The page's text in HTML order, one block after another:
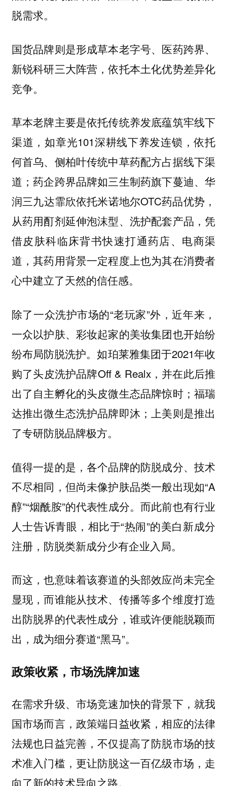
脱需求。
国货品牌则是形成草本老字号、医药跨界、
新锐科研三大阵营，依托本土化优势差异化
竞争。
草本老牌主要是依托传统养发底蕴筑牢线下
渠道，如章光101深耕线下养发连锁，依托
何首乌、侧柏叶传统中草药配方占据线下渠
道；药企跨界品牌如三生制药旗下蔓迪、华
润三九达霏欣依托米诺地尔OTC药品优势，
从药用酊剂延伸泡沫型、洗护配套产品，凭
借皮肤科临床背书快速打通药店、电商渠
道，其药用背景一定程度上也为其在消费者
心中建立了天然的信任感。
除了一众洗护市场的“老玩家”外，近年来，
一众以护肤、彩妆起家的美妆集团也开始纷
纷布局防脱洗护。如珀莱雅集团于2021年收
购了头皮洗护品牌Off & Realx，并在此后推
出了自主孵化的头皮微生态品牌惊时；福瑞
达推出微生态洗护品牌即沐；上美则是推出
了专研防脱品牌极方。
值得一提的是，各个品牌的防脱成分、技术
不尽相同，但尚未像护肤品类一般出现如“A
醇”“烟酰胺”的代表性成分。而此前也有行业
人士告诉青眼，相比于“热闹”的美白新成分
注册，防脱类新成分少有企业入局。
而这，也意味着该赛道的头部效应尚未完全
显现，而谁能从技术、传播等多个维度打造
出防脱界的代表性成分，谁或许便能脱颖而
出，成为细分赛道“黑马”。
政策收紧，市场洗牌加速
在需求升级、市场竞速加快的背景下，就我
国市场而言，政策端日益收紧，相应的法律
法规也日益完善，不仅提高了防脱市场的技
术准入门槛，更让防脱这一百亿级市场，走
向了新的技术导向之路。